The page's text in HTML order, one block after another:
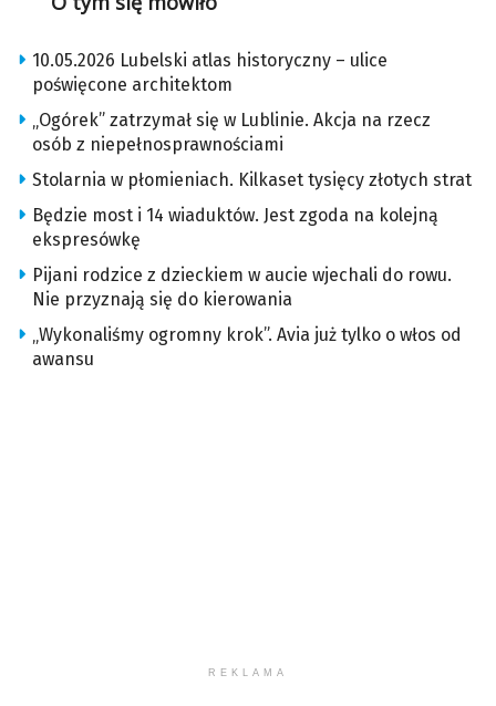
10.05.2026 Lubelski atlas historyczny – ulice
poświęcone architektom
„Ogórek” zatrzymał się w Lublinie. Akcja na rzecz
osób z niepełnosprawnościami
Stolarnia w płomieniach. Kilkaset tysięcy złotych strat
Będzie most i 14 wiaduktów. Jest zgoda na kolejną
ekspresówkę
Pijani rodzice z dzieckiem w aucie wjechali do rowu.
Nie przyznają się do kierowania
„Wykonaliśmy ogromny krok”. Avia już tylko o włos od
awansu
REKLAMA